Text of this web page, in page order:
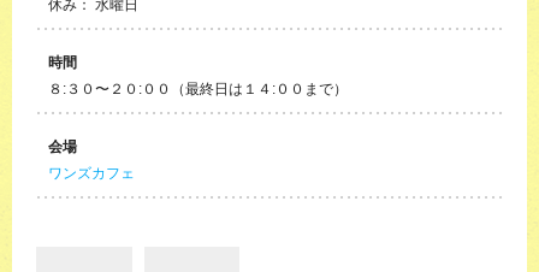
休み： 水曜日
時間
８:３０〜２０:００（最終日は１４:００まで）
会場
ワンズカフェ